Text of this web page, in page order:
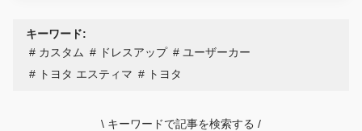
キーワード:
カスタム
ドレスアップ
ユーザーカー
トヨタ エスティマ
トヨタ
\ キーワードで記事を検索する /